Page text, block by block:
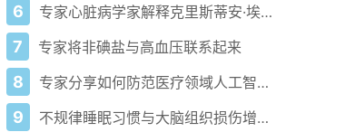
6 专家心脏病学家解释克里斯蒂安·埃里克森为丹麦队晕倒的原因
7 专家将非碘盐与高血压联系起来
8 专家分享如何防范医疗领域人工智能的负面影响
9 不规律睡眠习惯与大脑组织损伤增加相关